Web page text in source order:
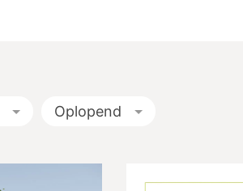
Oplopend